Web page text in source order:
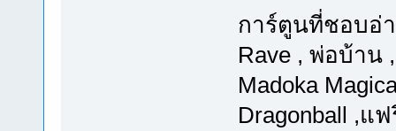
การ์ตูนที่ชอบอ่
Rave , พ่อบ้าน
Madoka
Dragonball ,แ